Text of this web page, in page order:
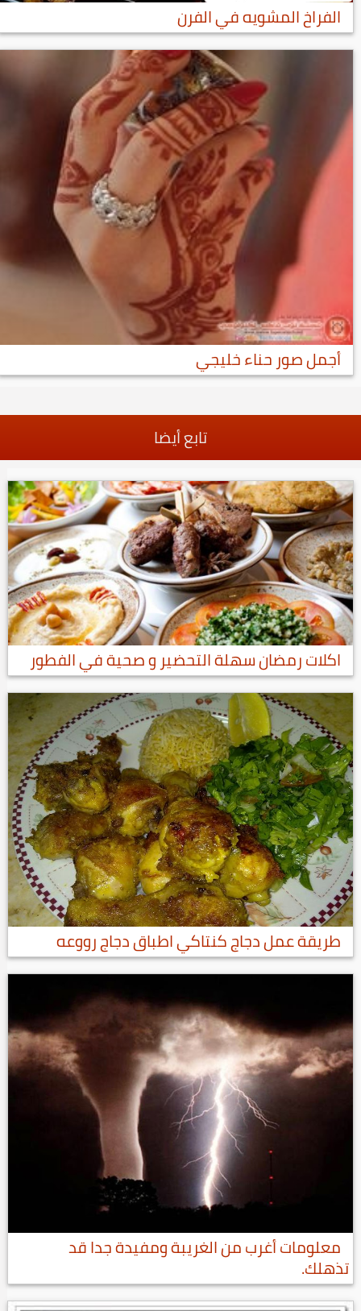
الفراخ المشويه في الفرن
أجمل صور حناء خليجي
تابع أيضا
اكلات رمضان سهلة التحضير و صحية في الفطور
طريقة عمل دجاج كنتاكي اطباق دجاج رووعه
معلومات أغرب من الغريبة ومفيدة جدا قد
تذهلك.